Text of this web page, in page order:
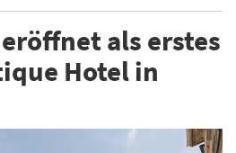
als erstes
Hotel in